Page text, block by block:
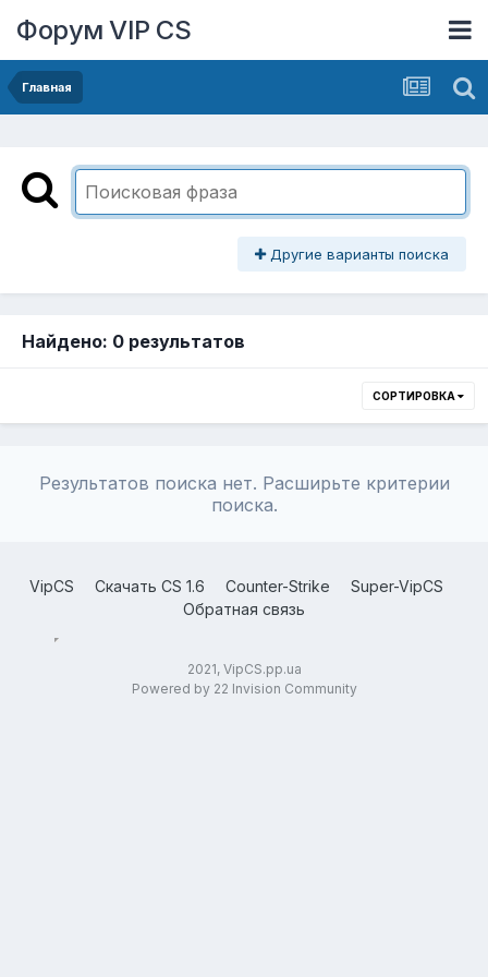
Форум VIP CS
Главная
Другие варианты поиска
Найдено: 0 результатов
СОРТИРОВКА
Результатов поиска нет. Расширьте критерии
поиска.
VipCS Скачать CS 1.6 Counter-Strike
Super-VipCS
Обратная связь
2021, VipCS.pp.ua
Powered by 22 Invision Community